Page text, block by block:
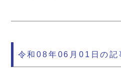
令和08年06月01日の記